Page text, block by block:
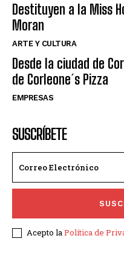
Destituyen a la Miss
Moran
ARTE Y CULTURA
Desde la ciudad de
de Corleone´s Pizza
EMPRESAS
SUSCRÍBETE
Acepto laPolítica de